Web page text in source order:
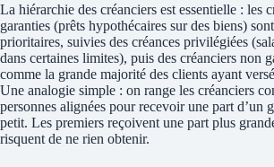
La hiérarchie des créanciers est essentielle : les
garanties (prêts hypothécaires sur des biens)
prioritaires, suivies des créances privilégiées
dans certaines limites), puis des créanciers non
comme la grande majorité des clients ayant
Une analogie simple : on range les créanciers
personnes alignées pour recevoir une part d’un
petit. Les premiers reçoivent une part plus
risquent de ne rien obtenir.